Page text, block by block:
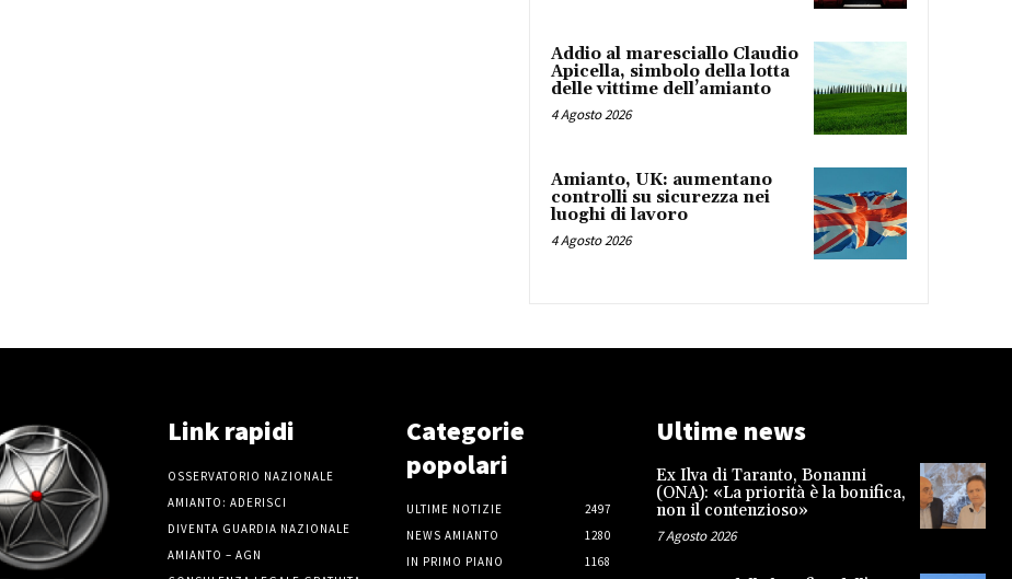
Addio al maresciallo Claudio
Apicella, simbolo della lotta
delle vittime dell’amianto
4 Agosto 2026
Amianto, UK: aumentano
controlli su sicurezza nei
luoghi di lavoro
4 Agosto 2026
Link rapidi
OSSERVATORIO NAZIONALE
AMIANTO: ADERISCI
DIVENTA GUARDIA NAZIONALE
AMIANTO – AGN
Categorie
popolari
ULTIME NOTIZIE
2497
NEWS AMIANTO
1280
IN PRIMO PIANO
1168
Ultime news
Ex Ilva di Taranto, Bonanni
(ONA): «La priorità è la bonifica,
non il contenzioso»
7 Agosto 2026